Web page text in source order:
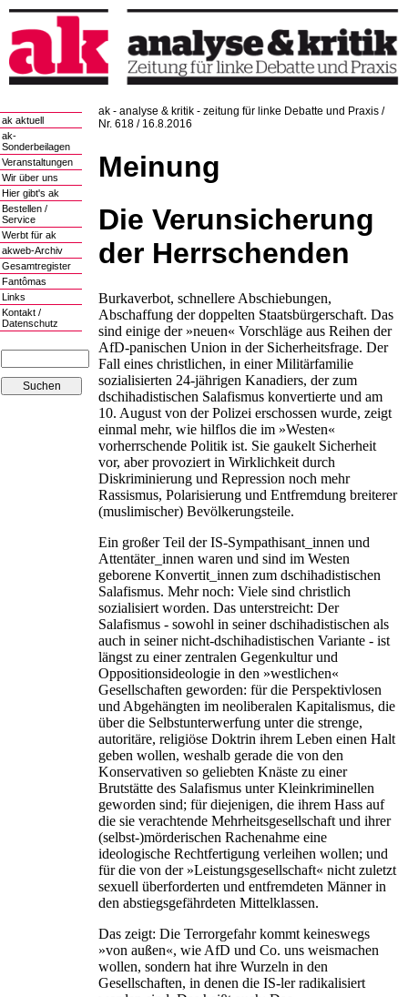
ak aktuell
ak-
Sonderbeilagen
Veranstaltungen
Wir über uns
Hier gibt's ak
Bestellen /
Service
Werbt für ak
akweb-Archiv
Gesamtregister
Fantômas
Links
Kontakt /
Datenschutz
ak - analyse & kritik - zeitung für linke Debatte und Praxis /
Nr. 618 / 16.8.2016
Meinung
Die Verunsicherung
der Herrschenden
Burkaverbot, schnellere Abschiebungen,
Abschaffung der doppelten Staatsbürgerschaft. Das
sind einige der »neuen« Vorschläge aus Reihen der
AfD-panischen Union in der Sicherheitsfrage. Der
Fall eines christlichen, in einer Militärfamilie
sozialisierten 24-jährigen Kanadiers, der zum
dschihadistischen Salafismus konvertierte und am
10. August von der Polizei erschossen wurde, zeigt
einmal mehr, wie hilflos die im »Westen«
vorherrschende Politik ist. Sie gaukelt Sicherheit
vor, aber provoziert in Wirklichkeit durch
Diskriminierung und Repression noch mehr
Rassismus, Polarisierung und Entfremdung breiterer
(muslimischer) Bevölkerungsteile.
Ein großer Teil der IS-Sympathisant_innen und
Attentäter_innen waren und sind im Westen
geborene Konvertit_innen zum dschihadistischen
Salafismus. Mehr noch: Viele sind christlich
sozialisiert worden. Das unterstreicht: Der
Salafismus - sowohl in seiner dschihadistischen als
auch in seiner nicht-dschihadistischen Variante - ist
längst zu einer zentralen Gegenkultur und
Oppositionsideologie in den »westlichen«
Gesellschaften geworden: für die Perspektivlosen
und Abgehängten im neoliberalen Kapitalismus, die
über die Selbstunterwerfung unter die strenge,
autoritäre, religiöse Doktrin ihrem Leben einen Halt
geben wollen, weshalb gerade die von den
Konservativen so geliebten Knäste zu einer
Brutstätte des Salafismus unter Kleinkriminellen
geworden sind; für diejenigen, die ihrem Hass auf
die sie verachtende Mehrheitsgesellschaft und ihrer
(selbst-)mörderischen Rachenahme eine
ideologische Rechtfertigung verleihen wollen; und
für die von der »Leistungsgesellschaft« nicht zuletzt
sexuell überforderten und entfremdeten Männer in
den abstiegsgefährdeten Mittelklassen.
Das zeigt: Die Terrorgefahr kommt keineswegs
»von außen«, wie AfD und Co. uns weismachen
wollen, sondern hat ihre Wurzeln in den
Gesellschaften, in denen die IS-ler radikalisiert